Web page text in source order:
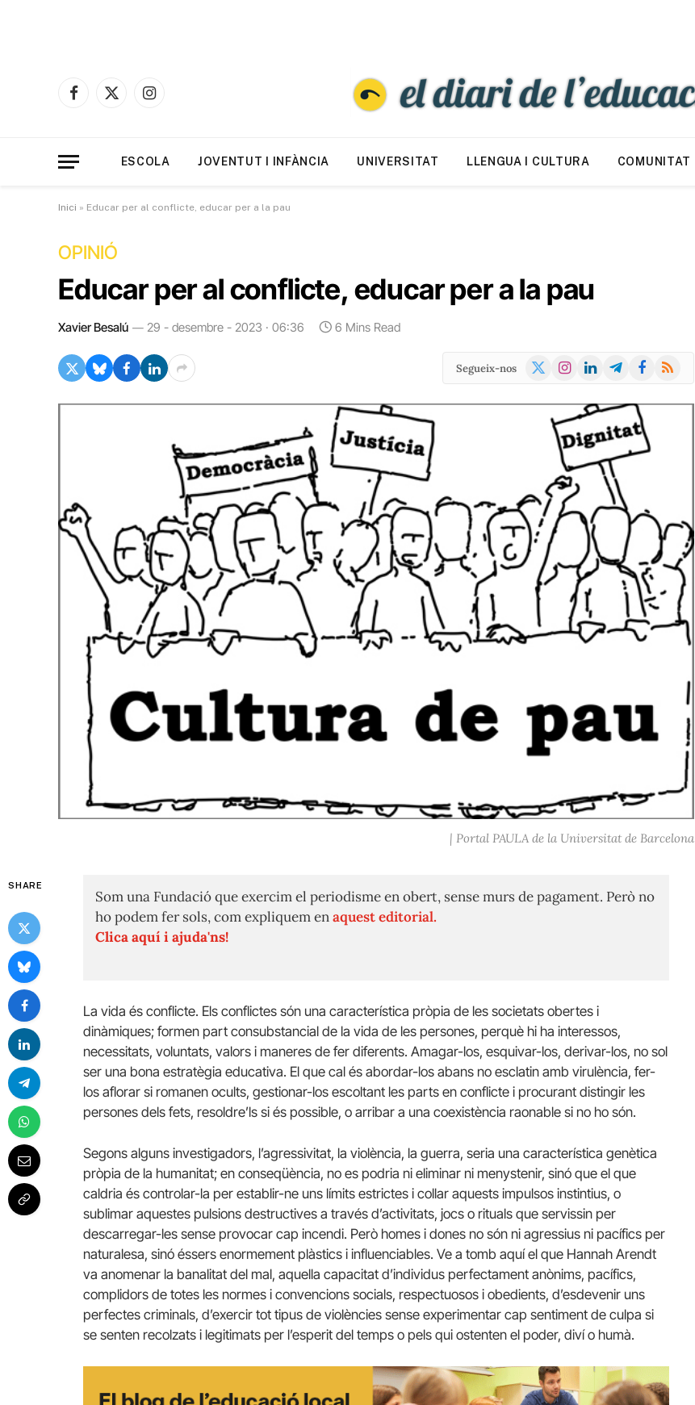
Facebook
X
Instagram
ESCOLA JOVENTUT I INFÀNCIA UNIVERSITAT LLENGUA I CULTURA COMUNITAT
Inici » Educar per al conflicte, educar per a la pau
OPINIÓ
Educar per al conflicte, educar per a la pau
Xavier Besalú 29 - desembre - 2023 · 06:36 6 Mins Read
Segueix-nos
X
Instagram
LinkedInTelegramFacebook
RSS
| Portal PAULA de la Universitat de Barcelona
SHARE
Som una Fundació que exercim el periodisme en obert, sense murs de pagament. Però no
ho podem fer sols, com expliquem enaquest editorial.
Clica aquí i ajuda'ns!
La vida és conflicte. Els conflictes són una característica pròpia de les societats obertes i
dinàmiques; formen part consubstancial de la vida de les persones, perquè hi ha interessos,
necessitats, voluntats, valors i maneres de fer diferents. Amagar-los, esquivar-los, derivar-los, no sol
ser una bona estratègia educativa. El que cal és abordar-los abans no esclatin amb virulència, fer-
los aflorar si romanen ocults, gestionar-los escoltant les parts en conflicte i procurant distingir les
persones dels fets, resoldre’ls si és possible, o arribar a una coexistència raonable si no ho són.
Segons alguns investigadors, l’agressivitat, la violència, la guerra, seria una característica genètica
pròpia de la humanitat; en conseqüència, no es podria ni eliminar ni menystenir, sinó que el que
caldria és controlar-la per establir-ne uns límits estrictes i collar aquests impulsos instintius, o
sublimar aquestes pulsions destructives a través d’activitats, jocs o rituals que servissin per
descarregar-les sense provocar cap incendi. Però homes i dones no són ni agressius ni pacífics per
naturalesa, sinó éssers enormement plàstics i influenciables. Ve a tomb aquí el que Hannah Arendt
va anomenar la banalitat del mal, aquella capacitat d’individus perfectament anònims, pacífics,
complidors de totes les normes i convencions socials, respectuosos i obedients, d’esdevenir uns
perfectes criminals, d’exercir tot tipus de violències sense experimentar cap sentiment de culpa si
se senten recolzats i legitimats per l’esperit del temps o pels qui ostenten el poder, diví o humà.